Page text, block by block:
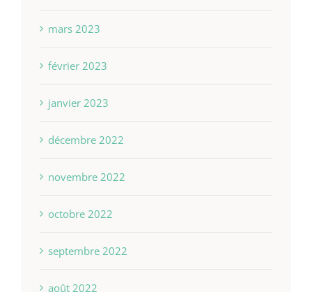
mars 2023
février 2023
janvier 2023
décembre 2022
novembre 2022
octobre 2022
septembre 2022
août 2022